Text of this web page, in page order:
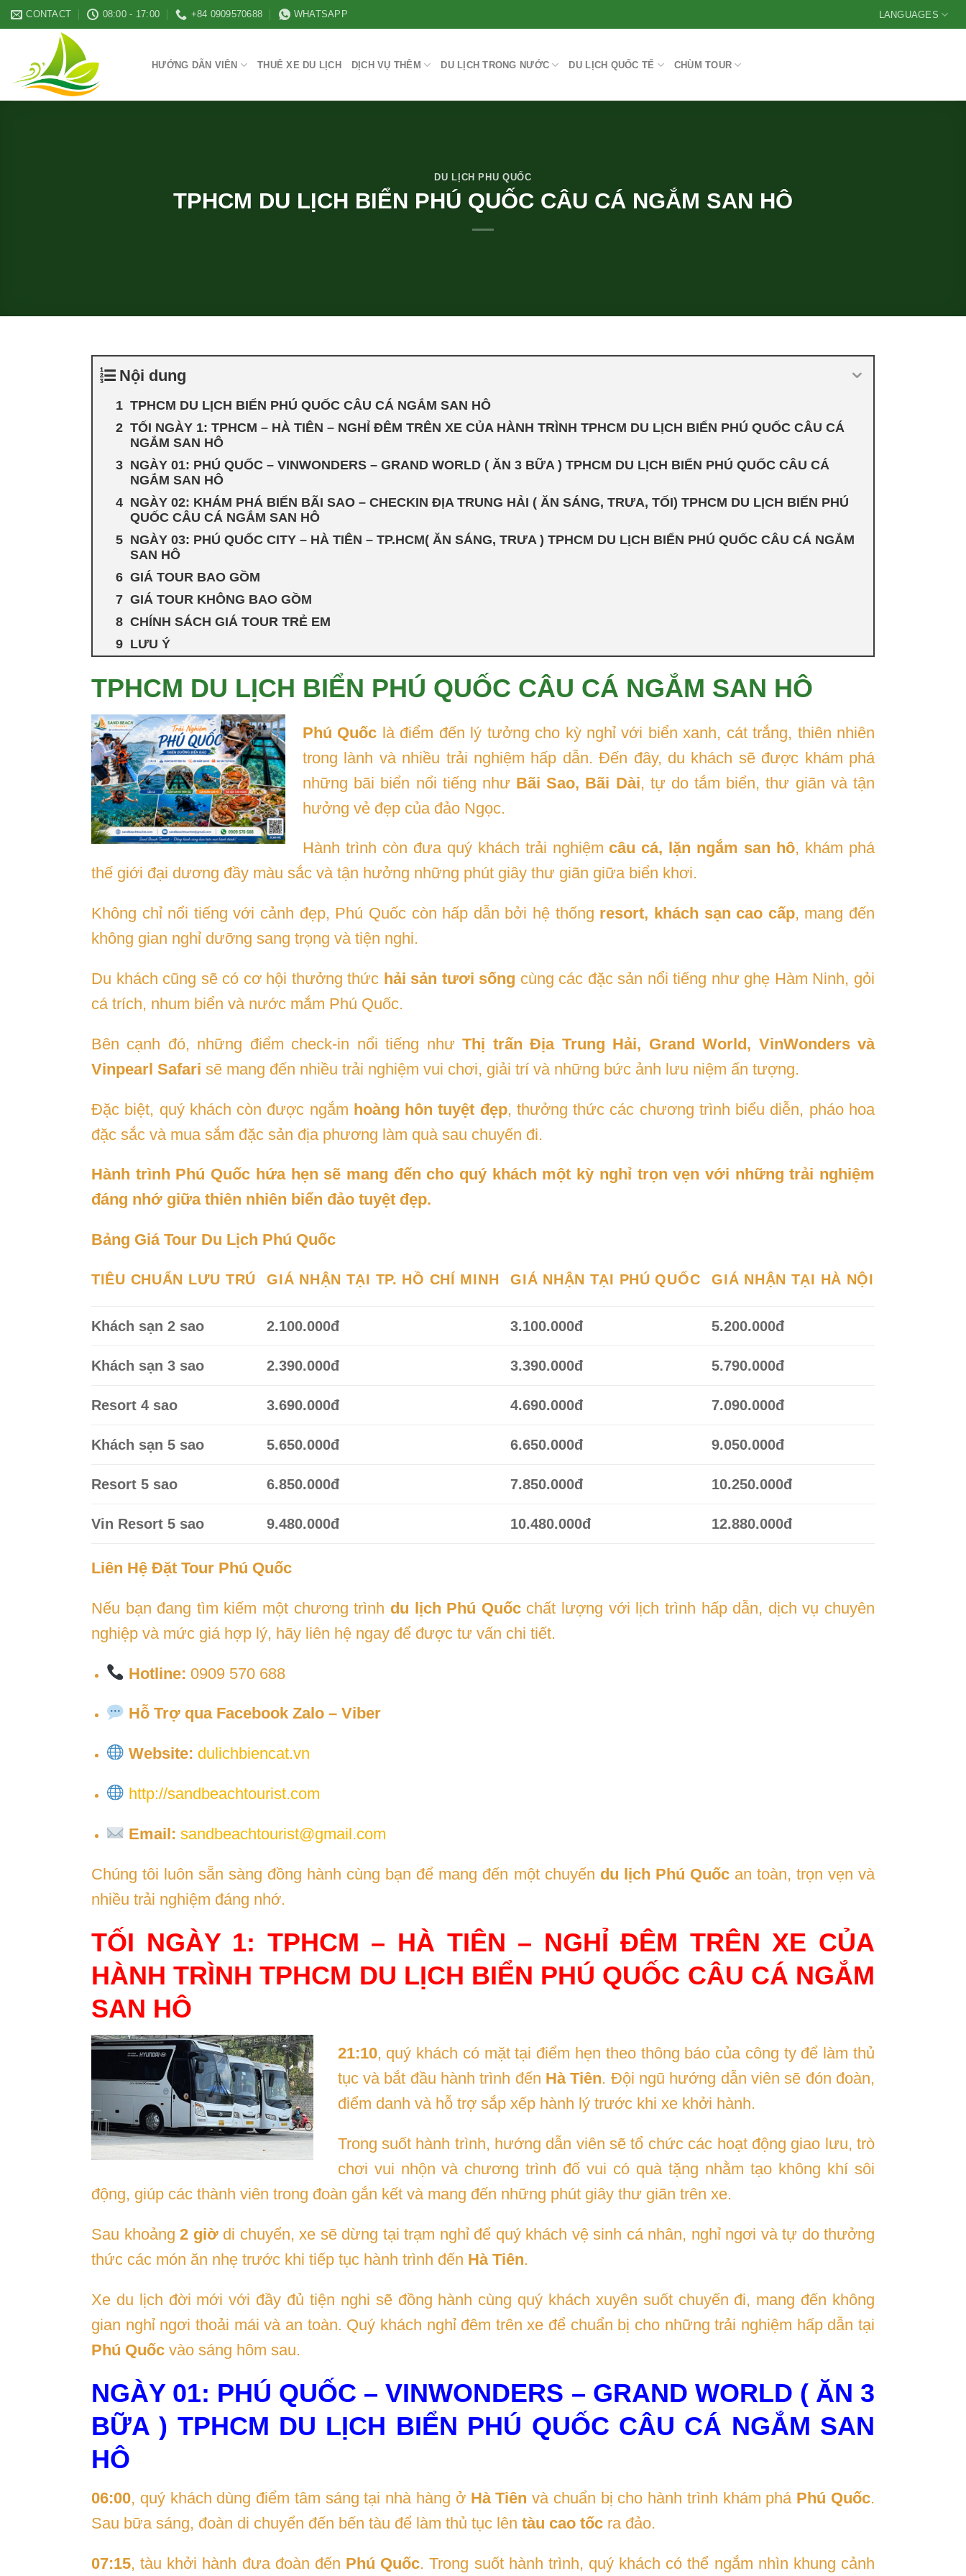
Skip
to
CONTACT 08:00 - 17:00 +84 0909570688 WHATSAPP LANGUAGES
HƯỚNG DẪN VIÊN THUÊ XE DU LỊCH DỊCH VỤ THÊM DU LỊCH TRONG NƯỚC DU LỊCH QUỐC TẾ CHÙM TOUR
DU LỊCH PHU QUỐC
TPHCM DU LỊCH BIỂN PHÚ QUỐC CÂU CÁ NGẮM SAN HÔ
Nội dung
TPHCM DU LỊCH BIỂN PHÚ QUỐC CÂU CÁ NGẮM SAN HÔ
TỐI NGÀY 1: TPHCM – HÀ TIÊN – NGHỈ ĐÊM TRÊN XE CỦA HÀNH TRÌNH TPHCM DU LỊCH BIỂN PHÚ QUỐC CÂU CÁ
NGẮM SAN HÔ
NGÀY 01: PHÚ QUỐC – VINWONDERS – GRAND WORLD ( ĂN 3 BỮA ) TPHCM DU LỊCH BIỂN PHÚ QUỐC CÂU CÁ
NGẮM SAN HÔ
NGÀY 02: KHÁM PHÁ BIỂN BÃI SAO – CHECKIN ĐỊA TRUNG HẢI ( ĂN SÁNG, TRƯA, TỐI) TPHCM DU LỊCH BIỂN PHÚ
QUỐC CÂU CÁ NGẮM SAN HÔ
NGÀY 03: PHÚ QUỐC CITY – HÀ TIÊN – TP.HCM( ĂN SÁNG, TRƯA ) TPHCM DU LỊCH BIỂN PHÚ QUỐC CÂU CÁ NGẮM
SAN HÔ
GIÁ TOUR BAO GỒM
GIÁ TOUR KHÔNG BAO GỒM
CHÍNH SÁCH GIÁ TOUR TRẺ EM
LƯU Ý
TPHCM DU LỊCH BIỂN PHÚ QUỐC CÂU CÁ NGẮM SAN HÔ
Phú Quốc là điểm đến lý tưởng cho kỳ nghỉ với biển xanh, cát trắng, thiên nhiên
trong lành và nhiều trải nghiệm hấp dẫn. Đến đây, du khách sẽ được khám phá
những bãi biển nổi tiếng như Bãi Sao, Bãi Dài, tự do tắm biển, thư giãn và tận
hưởng vẻ đẹp của đảo Ngọc.
Hành trình còn đưa quý khách trải nghiệm câu cá, lặn ngắm san hô, khám phá
thế giới đại dương đầy màu sắc và tận hưởng những phút giây thư giãn giữa biển khơi.
Không chỉ nổi tiếng với cảnh đẹp, Phú Quốc còn hấp dẫn bởi hệ thống resort, khách sạn cao cấp, mang đến
không gian nghỉ dưỡng sang trọng và tiện nghi.
Du khách cũng sẽ có cơ hội thưởng thức hải sản tươi sống cùng các đặc sản nổi tiếng như ghẹ Hàm Ninh, gỏi
cá trích, nhum biển và nước mắm Phú Quốc.
Bên cạnh đó, những điểm check-in nổi tiếng nhưThị trấn Địa Trung Hải, Grand World, VinWonders và
Vinpearl Safari sẽ mang đến nhiều trải nghiệm vui chơi, giải trí và những bức ảnh lưu niệm ấn tượng.
Đặc biệt, quý khách còn được ngắm hoàng hôn tuyệt đẹp, thưởng thức các chương trình biểu diễn, pháo hoa
đặc sắc và mua sắm đặc sản địa phương làm quà sau chuyến đi.
Hành trình Phú Quốc hứa hẹn sẽ mang đến cho quý khách một kỳ nghỉ trọn vẹn với những trải nghiệm
đáng nhớ giữa thiên nhiên biển đảo tuyệt đẹp.
Bảng Giá Tour Du Lịch Phú Quốc
TIÊU CHUẨN LƯU TRÚ GIÁ NHẬN TẠI TP. HỒ CHÍ MINH GIÁ NHẬN TẠI PHÚ QUỐC GIÁ NHẬN TẠI HÀ NỘI
Khách sạn 2 sao 2.100.000đ 3.100.000đ 5.200.000đ
Khách sạn 3 sao 2.390.000đ 3.390.000đ 5.790.000đ
Resort 4 sao 3.690.000đ 4.690.000đ 7.090.000đ
Khách sạn 5 sao 5.650.000đ 6.650.000đ 9.050.000đ
Resort 5 sao 6.850.000đ 7.850.000đ 10.250.000đ
Vin Resort 5 sao 9.480.000đ 10.480.000đ 12.880.000đ
Liên Hệ Đặt Tour Phú Quốc
Nếu bạn đang tìm kiếm một chương trình du lịch Phú Quốcchất lượng với lịch trình hấp dẫn, dịch vụ chuyên
nghiệp và mức giá hợp lý, hãy liên hệ ngay để được tư vấn chi tiết.
Hotline: 0909 570 688
Hỗ Trợ qua Facebook Zalo – Viber
Website: dulichbiencat.vn
http://sandbeachtourist.com
Email: sandbeachtourist@gmail.com
Chúng tôi luôn sẵn sàng đồng hành cùng bạn để mang đến một chuyến du lịch Phú Quốcan toàn, trọn vẹn và
nhiều trải nghiệm đáng nhớ.
TỐI NGÀY 1: TPHCM – HÀ TIÊN – NGHỈ ĐÊM TRÊN XE CỦA
HÀNH TRÌNH TPHCM DU LỊCH BIỂN PHÚ QUỐC CÂU CÁ NGẮM
SAN HÔ
21:10, quý khách có mặt tại điểm hẹn theo thông báo của công ty để làm thủ
tục và bắt đầu hành trình đến Hà Tiên. Đội ngũ hướng dẫn viên sẽ đón đoàn,
điểm danh và hỗ trợ sắp xếp hành lý trước khi xe khởi hành.
Trong suốt hành trình, hướng dẫn viên sẽ tổ chức các hoạt động giao lưu, trò
chơi vui nhộn và chương trình đố vui có quà tặng nhằm tạo không khí sôi
động, giúp các thành viên trong đoàn gắn kết và mang đến những phút giây thư giãn trên xe.
Sau khoảng 2 giờdi chuyển, xe sẽ dừng tại trạm nghỉ để quý khách vệ sinh cá nhân, nghỉ ngơi và tự do thưởng
thức các món ăn nhẹ trước khi tiếp tục hành trình đến Hà Tiên.
Xe du lịch đời mới với đầy đủ tiện nghi sẽ đồng hành cùng quý khách xuyên suốt chuyến đi, mang đến không
gian nghỉ ngơi thoải mái và an toàn. Quý khách nghỉ đêm trên xe để chuẩn bị cho những trải nghiệm hấp dẫn tại
Phú Quốc vào sáng hôm sau.
NGÀY 01: PHÚ QUỐC – VINWONDERS – GRAND WORLD ( ĂN 3
BỮA ) TPHCM DU LỊCH BIỂN PHÚ QUỐC CÂU CÁ NGẮM SAN
HÔ
06:00, quý khách dùng điểm tâm sáng tại nhà hàng ở Hà Tiên và chuẩn bị cho hành trình khám phá Phú Quốc.
Sau bữa sáng, đoàn di chuyển đến bến tàu để làm thủ tục lên tàu cao tốc ra đảo.
07:15, tàu khởi hành đưa đoàn đến Phú Quốc. Trong suốt hành trình, quý khách có thể ngắm nhìn khung cảnh